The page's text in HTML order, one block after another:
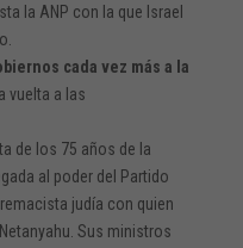
la ANP con la que Israel
cada vez más a la
vuelta a las
de los 75 años de la
al poder del Partido
judía con quien
Sus ministros